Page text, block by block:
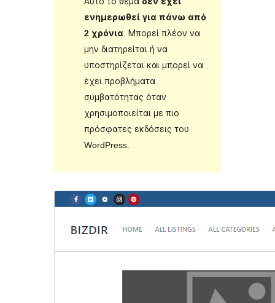
ενημερωθεί για πάνω από
2 χρόνια . Μπορεί πλέον να
μην διατηρείται ή να
υποστηρίζεται και μπορεί να
έχει προβλήματα
συμβατότητας όταν
χρησιμοποιείται με πιο
πρόσφατες εκδόσεις του
WordPress.